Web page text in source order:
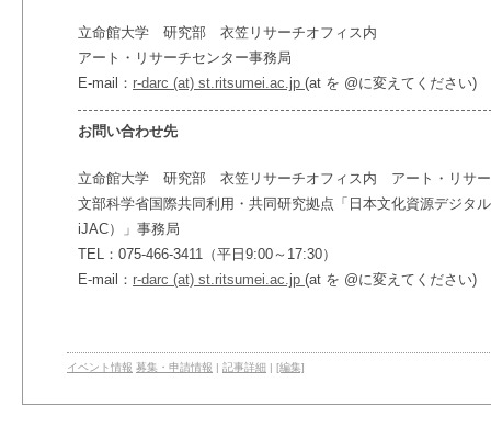
立命館大学 研究部 衣笠リサーチオフィス内
アート・リサーチセンター事務局
E-mail： r-darc (at) st.ritsumei.ac.jp (at を @に変えてください)
お問い合わせ先
立命館大学 研究部 衣笠リサーチオフィス内 アート・リサー
文部科学省国際共同利用・共同研究拠点「日本文化資源デジタ
iJAC）」事務局
TEL：075-466-3411（平日9:00～17:30）
E-mail： r-darc (at) st.ritsumei.ac.jp (at を @に変えてください)
イベント情報 募集・申請情報 | 記事詳細 | [編集]